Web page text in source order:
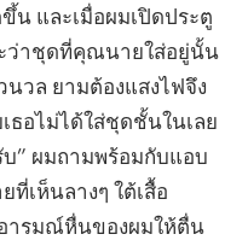
น และเมื่อผมเปิดประตู
ะว่าชุดที่คุณนายใส่อยู่นั้น
วล ยามต้องแสงไฟจึง
ธอไม่ได้ใส่ชุดชั้นในเลย
” ผมถามพร้อมกับแอบ
เห็นลางๆ ใต้เสื้อ
ารมณ์หื่นของผมให้ตื่น